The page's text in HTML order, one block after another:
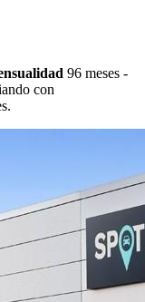
96 meses -
con